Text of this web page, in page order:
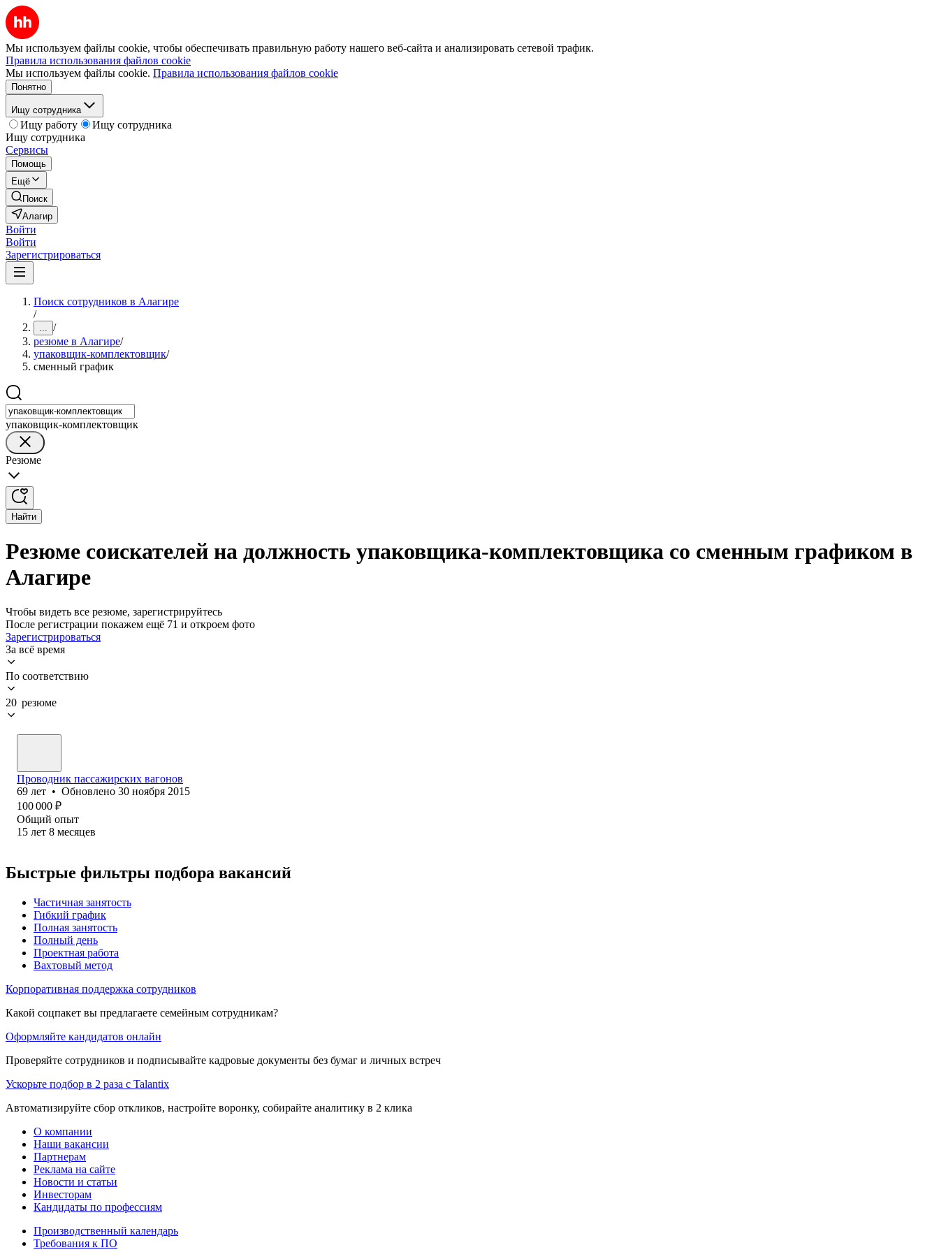
Мы используем файлы cookie, чтобы обеспечивать правильную работу нашего веб-сайта и анализировать сетевой трафик.
Правила использования файлов cookie
Мы используем файлы cookie. Правила использования файлов cookie
Понятно
Ищу сотрудника
Ищу работу
Ищу сотрудника
Ищу сотрудника
Сервисы
Помощь
Ещё
Поиск
Алагир
Войти
Войти
Зарегистрироваться
Поиск сотрудников в Алагире
/
... /
резюме в Алагире/
упаковщик-комплектовщик/
сменный график
упаковщик-комплектовщик
Резюме
Найти
Резюме соискателей на должность упаковщика-комплектовщика со сменным графиком в
Алагире
Чтобы видеть все резюме, зарегистрируйтесь
После регистрации покажем ещё 71 и откроем фото
Зарегистрироваться
За всё время
По соответствию
20 резюме
Проводник пассажирских вагонов
69 лет • Обновлено 30 ноября 2015
100 000 ₽
Общий опыт
15 лет 8 месяцев
Быстрые фильтры подбора вакансий
Частичная занятость
Гибкий график
Полная занятость
Полный день
Проектная работа
Вахтовый метод
Корпоративная поддержка сотрудников
Какой соцпакет вы предлагаете семейным сотрудникам?
Оформляйте кандидатов онлайн
Проверяйте сотрудников и подписывайте кадровые документы без бумаг и личных встреч
Ускорьте подбор в 2 раза с Talantix
Автоматизируйте сбор откликов, настройте воронку, собирайте аналитику в 2 клика
О компании
Наши вакансии
Партнерам
Реклама на сайте
Новости и статьи
Инвесторам
Кандидаты по профессиям
Производственный календарь
Требования к ПО